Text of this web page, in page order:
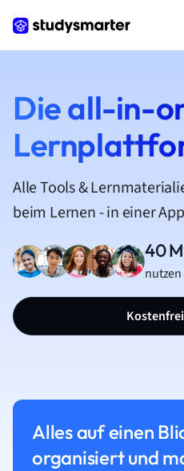
Die all-in-
Alle Tools &
beim Lernen - in einer
40
Alles auf einen
organisiert und